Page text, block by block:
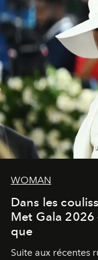
WOMAN
Dans les
Met Gala
que
Suite aux récentes